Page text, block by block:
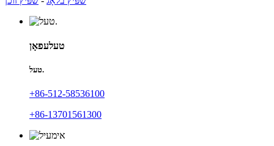
טעלעפאָן
טעל.
+86-512-58536100
+86-13701561300